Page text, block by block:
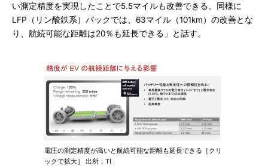
い測定精度を実現したことで5.5マイルも改善できる。同様に
LFP（リン酸鉄系）パックでは、63マイル（101km）の改善とな
り、航続可能な距離は20％も延長できる」と話す。
電圧の測定精度が高いと航続可能な距離も延長できる［クリ
ックで拡大］ 出所：TI